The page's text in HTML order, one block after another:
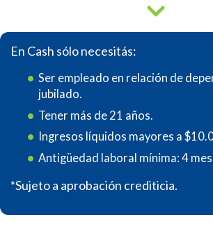
En Cash sólo necesitás:
Ser empleado en relación de
jubilado.
Tener más de 21 años.
Ingresos líquidos mayores a
Antigüedad laboral mínima: 4
*Sujeto a aprobación crediticia.